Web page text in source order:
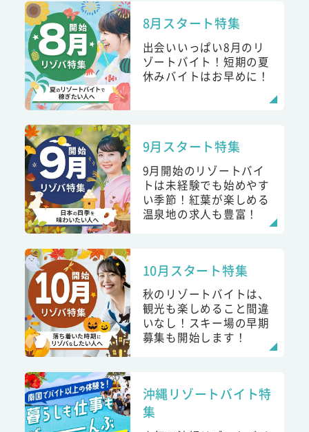
8月スタート特集
出会いいっぱい8月のリ
ゾートバイト！短期の夏
休みバイトはお早めに！
9月スタート特集
9月開始のリゾートバイ
トは未経験でも始めやす
い季節！紅葉が楽しめる
温泉地の求人も豊富！
10月スタート特集
秋のリゾートバイトは、
観光も楽しめること間違
いなし！スキー場の早期
募集も開始します！
沖縄リゾートバイト特
集